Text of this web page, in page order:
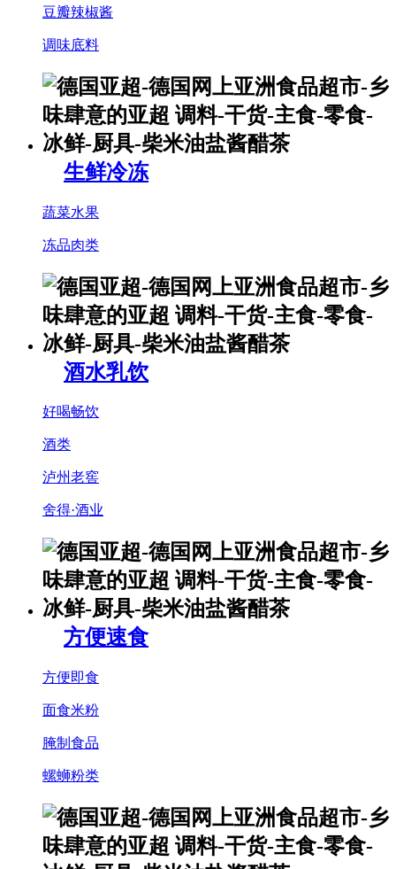
豆瓣辣椒酱
调味底料
生鲜冷冻
蔬菜水果
冻品肉类
酒水乳饮
好喝畅饮
酒类
泸州老窖
舍得·酒业
方便速食
方便即食
面食米粉
腌制食品
螺蛳粉类